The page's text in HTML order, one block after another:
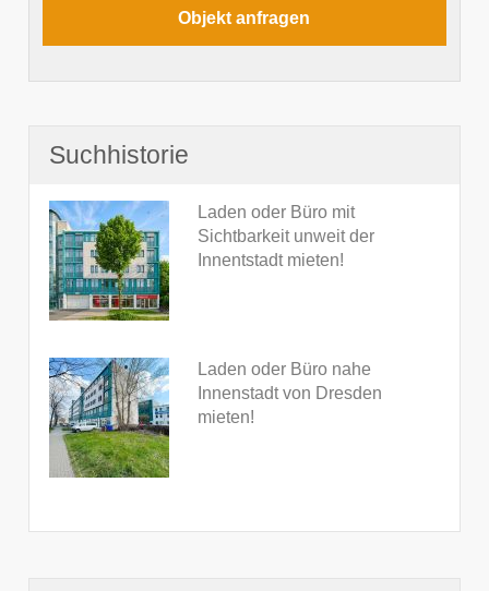
Suchhistorie
Laden oder Büro mit
Sichtbarkeit unweit der
Innentstadt mieten!
Laden oder Büro nahe
Innenstadt von Dresden
mieten!